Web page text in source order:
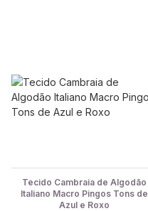
Tecido Cambraia de Algodão
Italiano Macro Pingos Tons de
Azul e Roxo